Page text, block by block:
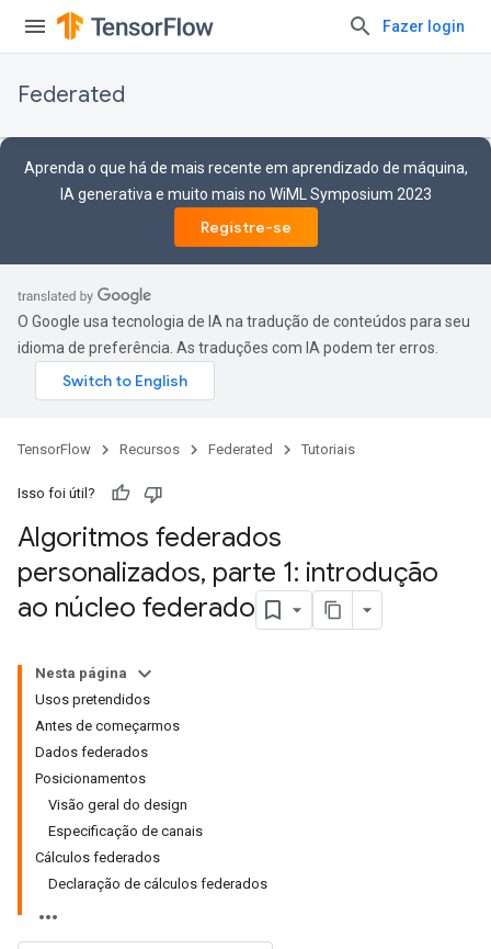
Fazer login
Federated
Aprenda o que há de mais recente em aprendizado de máquina,
IA generativa e muito mais no WiML Symposium 2023
Registre-se
O Google usa tecnologia de IA na tradução de conteúdos para seu
idioma de preferência. As traduções com IA podem ter erros.
TensorFlow Recursos Federated Tutoriais
Isso foi útil?
Algoritmos federados
personalizados, parte 1: introdução
ao núcleo federado
Nesta página
Usos pretendidos
Antes de começarmos
Dados federados
Posicionamentos
Visão geral do design
Especificação de canais
Cálculos federados
Declaração de cálculos federados